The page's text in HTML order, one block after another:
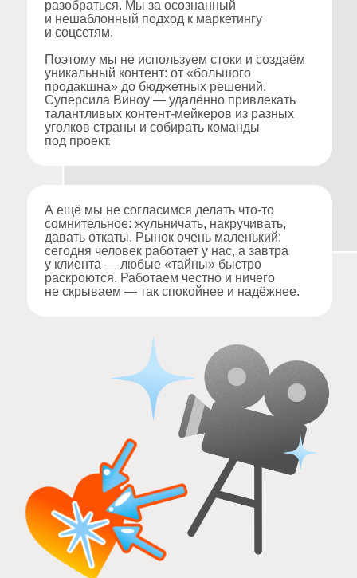
А ещё мы не согласимся делать что‑то
сомнительное: жульничать, накручивать,
давать откаты. Рынок очень маленький:
у клиента — любые «тайны» быстро
раскроются. Работаем честно и ничего
не скрываем — так спокойнее и надёжнее.